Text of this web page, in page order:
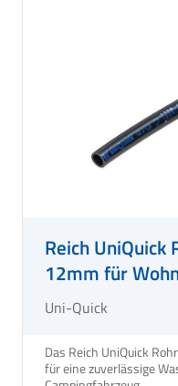
Reich
12mm für
Uni-Quick
Das Reich UniQuick
für eine zuverlässige